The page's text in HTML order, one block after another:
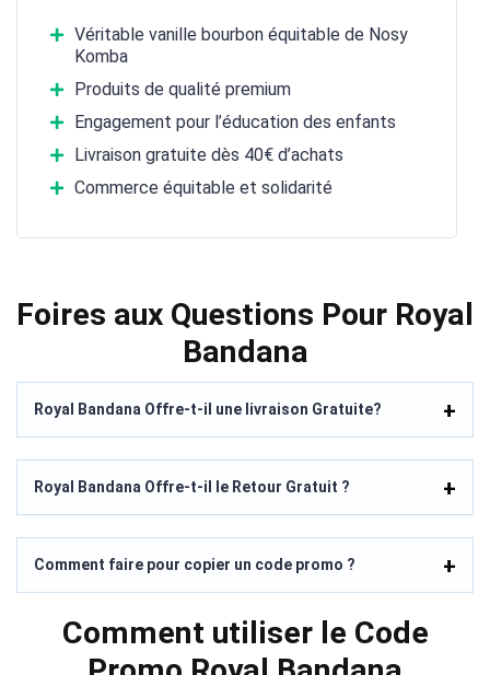
Véritable vanille bourbon équitable de Nosy
Komba
Produits de qualité premium
Engagement pour l’éducation des enfants
Livraison gratuite dès 40€ d’achats
Commerce équitable et solidarité
Foires aux Questions Pour Royal
Bandana
Royal Bandana Offre-t-il une livraison Gratuite?
Royal Bandana Offre-t-il le Retour Gratuit ?
Comment faire pour copier un code promo ?
Comment utiliser le Code